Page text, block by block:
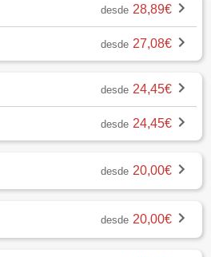
desde 28,89€
desde 27,08€
desde 24,45€
desde 24,45€
desde 20,00€
desde 20,00€